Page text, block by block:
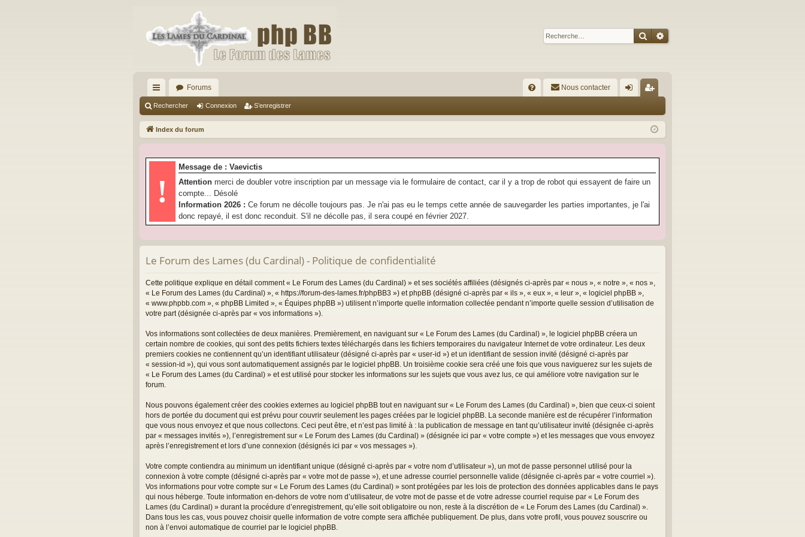
Rechercher
Recherche avancée
cc
ès
pi
Forums
Q
Nous contacter
ne
on
nr
ist
Rechercher Connexion S’enregistrer
Index du forum
!
Message de : Vaevictis
Attention merci de doubler votre inscription par un message via le formulaire de contact, car il y a trop de robot qui essayent de faire un
compte... Désolé
Information 2026 : Ce forum ne décolle toujours pas. Je n'ai pas eu le temps cette année de sauvegarder les parties importantes, je l'ai
donc repayé, il est donc reconduit. S'il ne décolle pas, il sera coupé en février 2027.
Le Forum des Lames (du Cardinal) - Politique de confidentialité
Cette politique explique en détail comment « Le Forum des Lames (du Cardinal) » et ses sociétés affiliées (désignés ci-après par « nous », « notre », « nos »,
« Le Forum des Lames (du Cardinal) », « https://forum-des-lames.fr/phpBB3 ») et phpBB (désigné ci-après par « ils », « eux », « leur », « logiciel phpBB »,
« www.phpbb.com », « phpBB Limited », « Équipes phpBB ») utilisent n’importe quelle information collectée pendant n’importe quelle session d’utilisation de
votre part (désignée ci-après par « vos informations »).
Vos informations sont collectées de deux manières. Premièrement, en naviguant sur « Le Forum des Lames (du Cardinal) », le logiciel phpBB créera un
certain nombre de cookies, qui sont des petits fichiers textes téléchargés dans les fichiers temporaires du navigateur Internet de votre ordinateur. Les deux
premiers cookies ne contiennent qu’un identifiant utilisateur (désigné ci-après par « user-id ») et un identifiant de session invité (désigné ci-après par
« session-id »), qui vous sont automatiquement assignés par le logiciel phpBB. Un troisième cookie sera créé une fois que vous naviguerez sur les sujets de
« Le Forum des Lames (du Cardinal) » et est utilisé pour stocker les informations sur les sujets que vous avez lus, ce qui améliore votre navigation sur le
forum.
Nous pouvons également créer des cookies externes au logiciel phpBB tout en naviguant sur « Le Forum des Lames (du Cardinal) », bien que ceux-ci soient
hors de portée du document qui est prévu pour couvrir seulement les pages créées par le logiciel phpBB. La seconde manière est de récupérer l’information
que vous nous envoyez et que nous collectons. Ceci peut être, et n’est pas limité à : la publication de message en tant qu’utilisateur invité (désignée ci-après
par « messages invités »), l’enregistrement sur « Le Forum des Lames (du Cardinal) » (désignée ici par « votre compte ») et les messages que vous envoyez
après l’enregistrement et lors d’une connexion (désignés ici par « vos messages »).
Votre compte contiendra au minimum un identifiant unique (désigné ci-après par « votre nom d’utilisateur »), un mot de passe personnel utilisé pour la
connexion à votre compte (désigné ci-après par « votre mot de passe »), et une adresse courriel personnelle valide (désignée ci-après par « votre courriel »).
Vos informations pour votre compte sur « Le Forum des Lames (du Cardinal) » sont protégées par les lois de protection des données applicables dans le pays
qui nous héberge. Toute information en-dehors de votre nom d’utilisateur, de votre mot de passe et de votre adresse courriel requise par « Le Forum des
Lames (du Cardinal) » durant la procédure d’enregistrement, qu’elle soit obligatoire ou non, reste à la discrétion de « Le Forum des Lames (du Cardinal) ».
Dans tous les cas, vous pouvez choisir quelle information de votre compte sera affichée publiquement. De plus, dans votre profil, vous pouvez souscrire ou
non à l’envoi automatique de courriel par le logiciel phpBB.